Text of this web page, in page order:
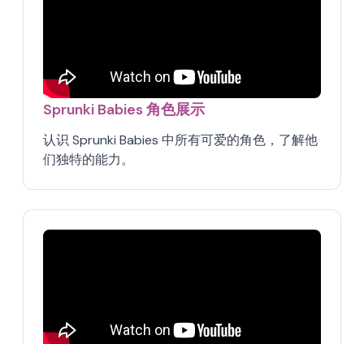
Sprunki Babies 角色展示
认识 Sprunki Babies 中所有可爱的角色，了解他
们独特的能力。